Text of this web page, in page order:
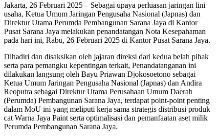
Jakarta, 26 Februari 2025 – Sebagai upaya perluasan jaringan lini
usaha, Ketua Umum Jaringan Pengusaha Nasional (Japnas) dan
Direktur Utama Perumda Pembangunan Sarana Jaya di Kantor
Pusat Sarana Jaya melakukan penandatangan Nota Kesepahaman
pada hari ini, Rabu, 26 Februari 2025 di Kantor Pusat Sarana Jaya.
Dihadiri dan disaksikan oleh jajaran direksi dari kedua belah pihak
serta para pemangku kepentingan terkait, Penandatanganan ini
dilakukan langsung oleh Bayu Priawan Djokosoetono sebagai
Ketua Umum Jaringan Pengusaha Nasional (Japnas) dan Andira
Reoputra sebagai Direktur Utama Perusahaan Umum Daerah
(Perumda) Pembangunan Sarana Jaya, terdapat point-point penting
dalam MoU ini yang meliputi kerja sama strategis distribusi produk
cat Warna Jaya Paint serta optimalisasi dan pemanfaatan aset milik
Perumda Pembangunan Sarana Jaya.